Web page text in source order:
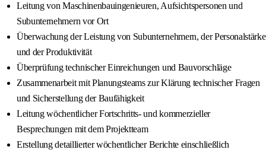
Leitung von Maschinenbauingenieuren, Aufsichtspersonen und
Subunternehmern vor Ort
Überwachung der Leistung von Subunternehmern, der Personalstärke
und der Produktivität
Überprüfung technischer Einreichungen und Bauvorschläge
Zusammenarbeit mit Planungsteams zur Klärung technischer Fragen
und Sicherstellung der Baufähigkeit
Leitung wöchentlicher Fortschritts- und kommerzieller
Besprechungen mit dem Projektteam
Erstellung detaillierter wöchentlicher Berichte einschließlich